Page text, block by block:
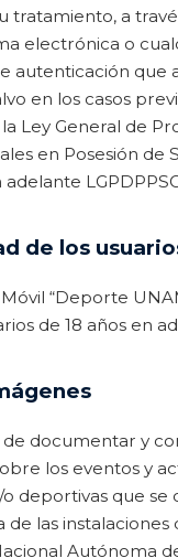
tratamiento, a
electrónica o
autenticación que
en los casos
Ley General de
en Posesión de
de los
“Deporte
de 18 años en
documentar y
los eventos y
o deportivas que se
de las instalaciones
Autónoma